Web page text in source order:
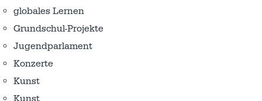
globales Lernen
Grundschul-Projekte
Jugendparlament
Konzerte
Kunst
Kunst